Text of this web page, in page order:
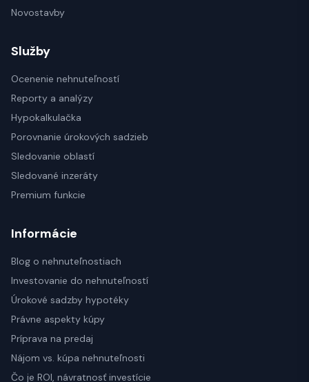
Novostavby
Služby
Ocenenie nehnuteľností
Reporty a analýzy
Hypokalkulačka
Porovnanie úrokových sadzieb
Sledovanie oblastí
Sledované inzeráty
Premium funkcie
Informácie
Blog o nehnuteľnostiach
Investovanie do nehnuteľností
Úrokové sadzby hypotéky
Právne aspekty kúpy
Príprava na predaj
Nájom vs. kúpa nehnuteľnosti
Čo je ROI, návratnosť investície